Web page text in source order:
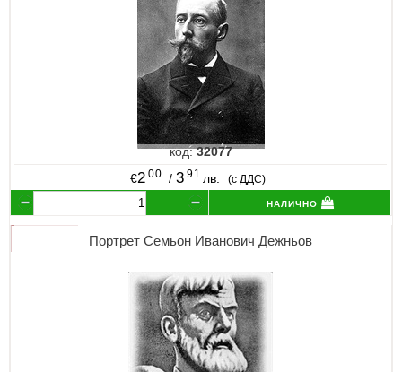
код:32077
€2 00 / 3 91 лв. (с ДДС)
налично
Портрет Семьон Иванович Дежньов